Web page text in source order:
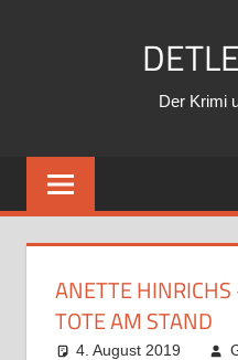
Der Krimi
ANETTE
TOTE AM STAND
4. August 2019